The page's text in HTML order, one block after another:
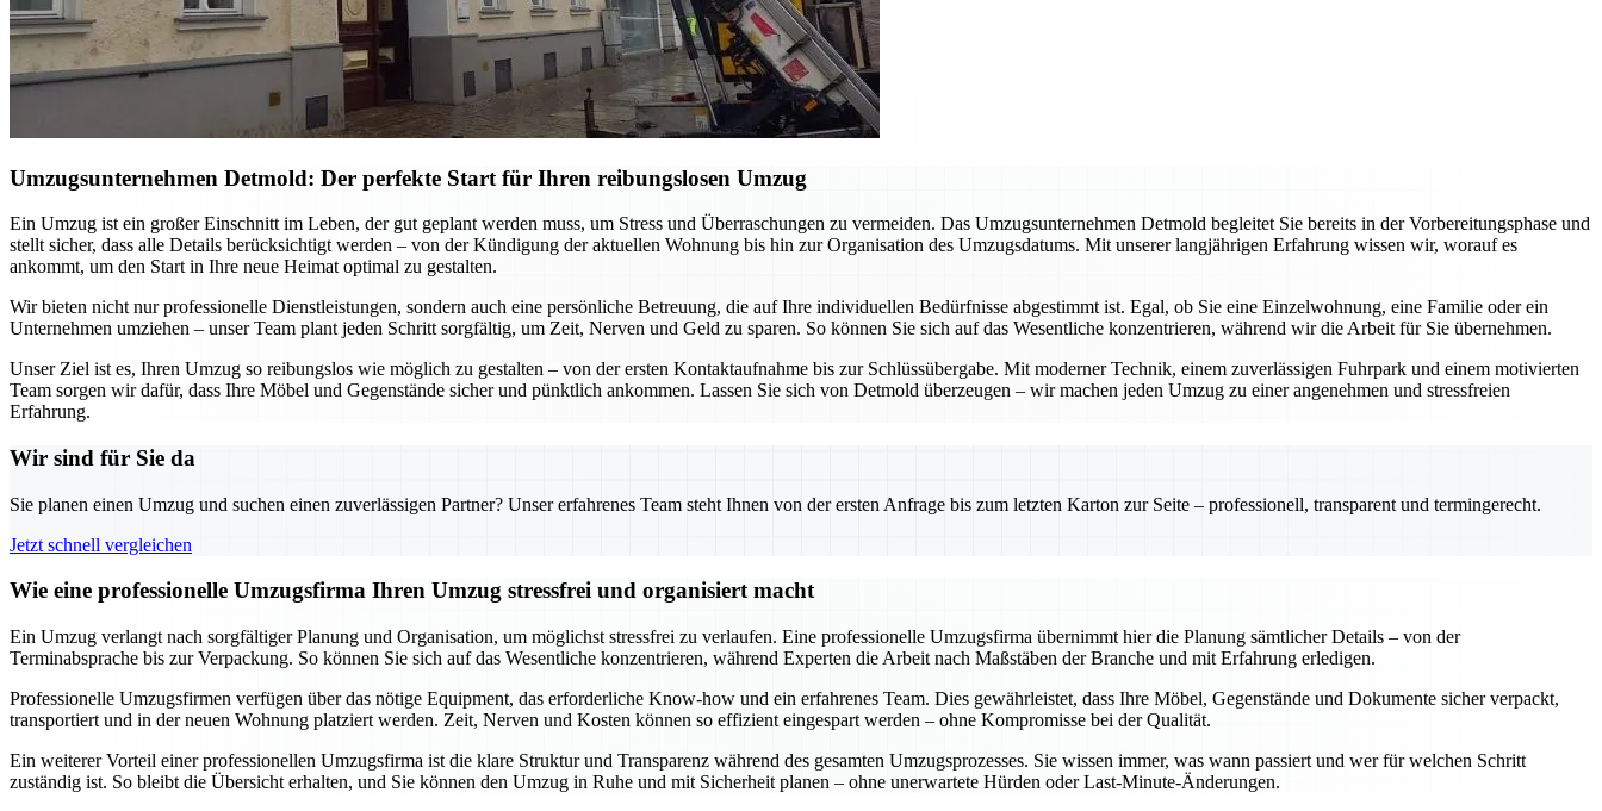
Umzugsunternehmen Detmold: Der perfekte Start für Ihren reibungslosen Umzug
Ein Umzug ist ein großer Einschnitt im Leben, der gut geplant werden muss, um Stress und Überraschungen zu vermeiden. Das Umzugsunternehmen Detmold begleitet Sie bereits in der Vorbereitungsphase und
stellt sicher, dass alle Details berücksichtigt werden – von der Kündigung der aktuellen Wohnung bis hin zur Organisation des Umzugsdatums. Mit unserer langjährigen Erfahrung wissen wir, worauf es
ankommt, um den Start in Ihre neue Heimat optimal zu gestalten.
Wir bieten nicht nur professionelle Dienstleistungen, sondern auch eine persönliche Betreuung, die auf Ihre individuellen Bedürfnisse abgestimmt ist. Egal, ob Sie eine Einzelwohnung, eine Familie oder ein
Unternehmen umziehen – unser Team plant jeden Schritt sorgfältig, um Zeit, Nerven und Geld zu sparen. So können Sie sich auf das Wesentliche konzentrieren, während wir die Arbeit für Sie übernehmen.
Unser Ziel ist es, Ihren Umzug so reibungslos wie möglich zu gestalten – von der ersten Kontaktaufnahme bis zur Schlüssübergabe. Mit moderner Technik, einem zuverlässigen Fuhrpark und einem motivierten
Team sorgen wir dafür, dass Ihre Möbel und Gegenstände sicher und pünktlich ankommen. Lassen Sie sich von Detmold überzeugen – wir machen jeden Umzug zu einer angenehmen und stressfreien
Erfahrung.
Wir sind für Sie da
Sie planen einen Umzug und suchen einen zuverlässigen Partner? Unser erfahrenes Team steht Ihnen von der ersten Anfrage bis zum letzten Karton zur Seite – professionell, transparent und termingerecht.
Jetzt schnell vergleichen
Wie eine professionelle Umzugsfirma Ihren Umzug stressfrei und organisiert macht
Ein Umzug verlangt nach sorgfältiger Planung und Organisation, um möglichst stressfrei zu verlaufen. Eine professionelle Umzugsfirma übernimmt hier die Planung sämtlicher Details – von der
Terminabsprache bis zur Verpackung. So können Sie sich auf das Wesentliche konzentrieren, während Experten die Arbeit nach Maßstäben der Branche und mit Erfahrung erledigen.
Professionelle Umzugsfirmen verfügen über das nötige Equipment, das erforderliche Know-how und ein erfahrenes Team. Dies gewährleistet, dass Ihre Möbel, Gegenstände und Dokumente sicher verpackt,
transportiert und in der neuen Wohnung platziert werden. Zeit, Nerven und Kosten können so effizient eingespart werden – ohne Kompromisse bei der Qualität.
Ein weiterer Vorteil einer professionellen Umzugsfirma ist die klare Struktur und Transparenz während des gesamten Umzugsprozesses. Sie wissen immer, was wann passiert und wer für welchen Schritt
zuständig ist. So bleibt die Übersicht erhalten, und Sie können den Umzug in Ruhe und mit Sicherheit planen – ohne unerwartete Hürden oder Last-Minute-Änderungen.